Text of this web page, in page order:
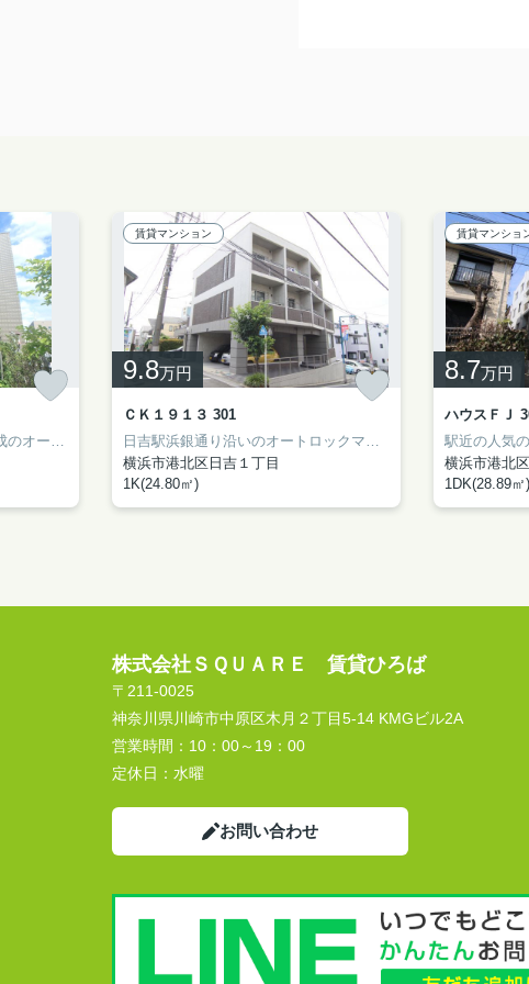
相談ください♪
クマンション！ 南向きで全面は抜けておりますので陽当たりも良
賃貸マンション
9.8万円
ＣＫ１９１３ 301
日吉駅浜銀通り沿いのオートロックマンション＼(^o^)／
横浜市港北区日吉１丁目
1K(24.80㎡)
賃貸マンショ
8.7万円
ハウスＦＪ
駅近の人気
横浜市港北
1DK(28.89㎡)
株式会社ＳＱＵＡＲＥ 賃貸ひろば
〒211-0025
神奈川県川崎市中原区木月２丁目5-14 KMGビル2A
営業時間： 10：00～19：00
定休日： 水曜
お問い合わせ